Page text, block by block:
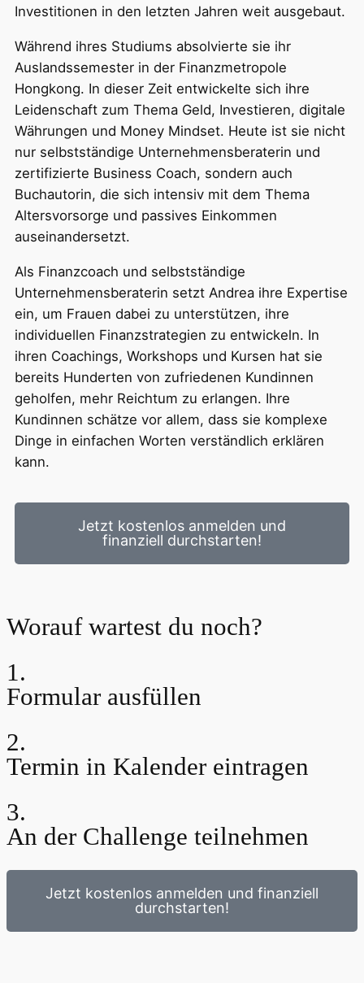
Investitionen in den letzten Jahren weit ausgebaut.
Während ihres Studiums absolvierte sie ihr
Auslandssemester in der Finanzmetropole
Hongkong. In dieser Zeit entwickelte sich ihre
Leidenschaft zum Thema Geld, Investieren, digitale
Währungen und Money Mindset. Heute ist sie nicht
nur selbstständige Unternehmensberaterin und
zertifizierte Business Coach, sondern auch
Buchautorin, die sich intensiv mit dem Thema
Altersvorsorge und passives Einkommen
auseinandersetzt.
Als Finanzcoach und selbstständige
Unternehmensberaterin setzt Andrea ihre Expertise
ein, um Frauen dabei zu unterstützen, ihre
individuellen Finanzstrategien zu entwickeln. In
ihren Coachings, Workshops und Kursen hat sie
bereits Hunderten von zufriedenen Kundinnen
geholfen, mehr Reichtum zu erlangen. Ihre
Kundinnen schätze vor allem, dass sie komplexe
Dinge in einfachen Worten verständlich erklären
kann.
Jetzt kostenlos anmelden und
finanziell durchstarten!
Worauf wartest du noch?
1.
Formular ausfüllen
2.
Termin in Kalender eintragen
3.
An der Challenge teilnehmen
Jetzt kostenlos anmelden und finanziell
durchstarten!